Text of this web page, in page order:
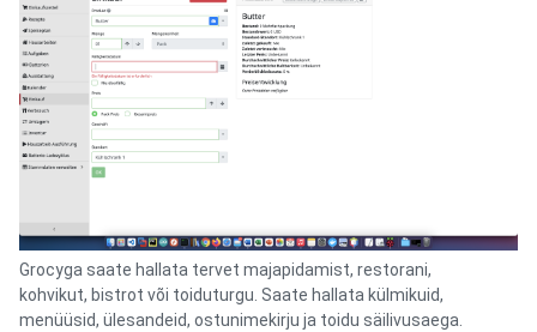
Grocyga saate hallata tervet majapidamist, restorani,
kohvikut, bistrot või toiduturgu. Saate hallata külmikuid,
menüüsid, ülesandeid, ostunimekirju ja toidu säilivusaega.